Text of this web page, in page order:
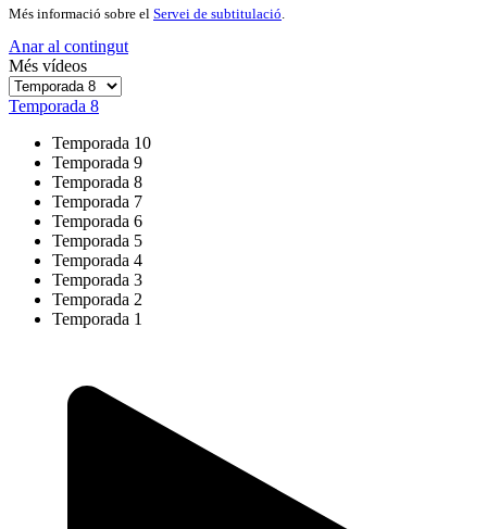
Més informació sobre el Servei de subtitulació
Anar al contingut
Més vídeos
Temporada 8
Temporada 10
Temporada 9
Temporada 8
Temporada 7
Temporada 6
Temporada 5
Temporada 4
Temporada 3
Temporada 2
Temporada 1